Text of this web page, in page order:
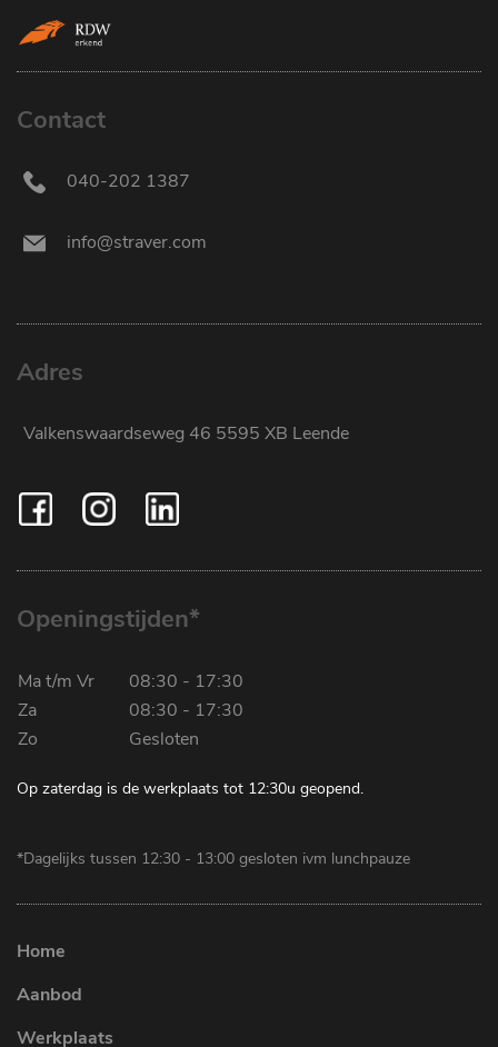
Contact
040-202 1387
info@straver.com
Adres
Valkenswaardseweg 46 5595 XB Leende
Openingstijden*
Ma t/m Vr
08:30 - 17:30
Za
08:30 - 17:30
Zo
Gesloten
Op zaterdag is de werkplaats tot 12:30u geopend.
*Dagelijks tussen 12:30 - 13:00 gesloten ivm lunchpauze
Home
Aanbod
Werkplaats